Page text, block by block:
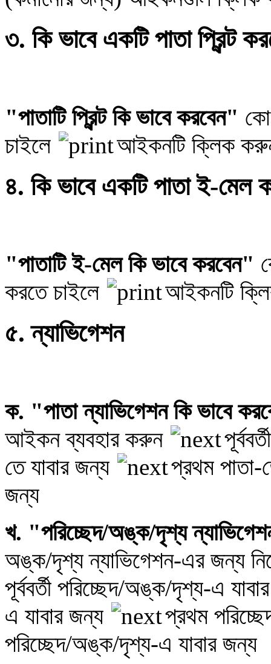
৩. কি ভাবে একটি পাতা প্রিন্ট
"পাতাটি প্রিন্ট কি ভাবে করবেন"
চাইলে
আইকনটি ক্লিক
৪. কি ভাবে একটি পাতা ই-মেল
"পাতাটি ই-মেল কি ভাবে করবেন"
করতে চাইলে
আইকনটি
৫. ন্যাভিগেশন
ক. "পাতা ন্যাভিগেশন কি ভাবে
আইকন ব্যবহার করুন
তে যাবার জন্য
প্রথম পাতা-
জন্য
খ. "পরিচ্ছেদ/অঙ্ক/দৃশ্য
অঙ্ক/দৃশ্য ন্যাভিগেশন-এর জন্য
পূর্ববর্তী পরিচ্ছেদ/অঙ্ক/দৃশ্য-এ
এ যাবার জন্য
প্রথম
পরিচ্ছেদ/অঙ্ক/দৃশ্য-এ যাবার জন্য